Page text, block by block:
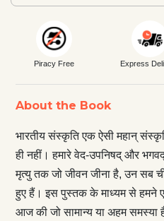
Piracy Free Express
About the Book
भारतीय संस्कृति एक ऐसी महान्
ही नहीं। हमारे वेद-उपनिषद् और
मृत्यु तक जो जीवन जीना है, उन सब
हुए हैं। इस पुस्तक के माध्यम से हमने
आज की जो सामान्य या अहम समस्या